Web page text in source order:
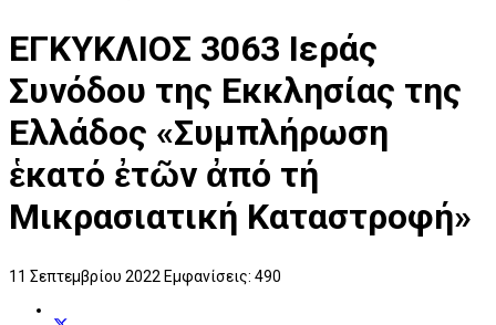
ΕΓΚΥΚΛΙΟΣ 3063 Ιεράς
Συνόδου της Εκκλησίας της
Ελλάδος «Συμπλήρωση
ἑκατό ἐτῶν ἀπό τή
Μικρασιατική Καταστροφή»
11 Σεπτεμβρίου 2022 Εμφανίσεις: 490